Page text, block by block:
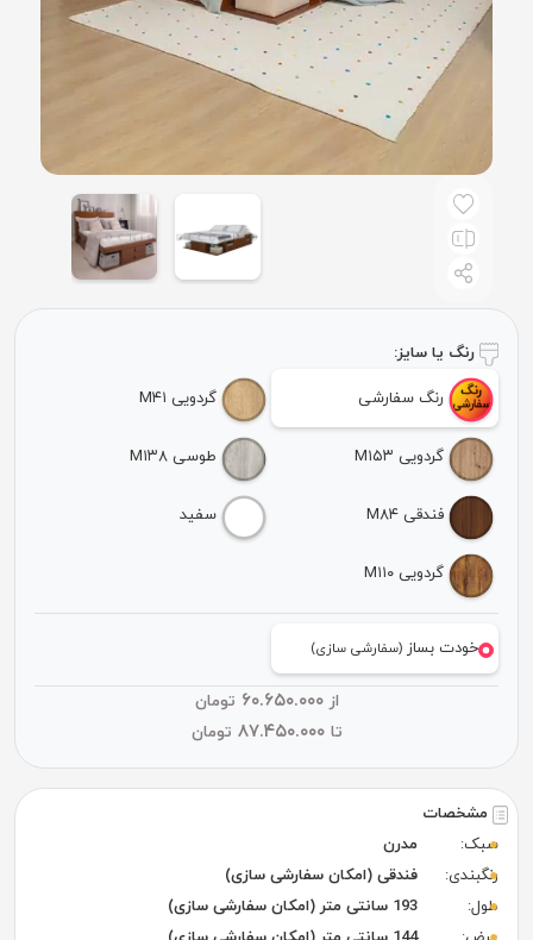
مشخصات
سبک:
مدرن
رنگبندی:
فندقی (امکان سفارشی سازی)
طول:
193 سانتی متر (امکان سفارشی سازی)
رنگ یا سایز:
رنگ سفارشی گردویی M۴۱
گردویی M۱۵۳ طوسی M۱۳۸
فندقی M۸۴ سفید
گردویی M۱۱۰
خودت بساز(سفارشی سازی)
از ۶۰.۶۵۰.۰۰۰
تومان
تا ۸۷.۴۵۰.۰۰۰ تومان